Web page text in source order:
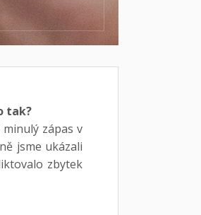
tak?
zápas v
jsme ukázali
zbytek